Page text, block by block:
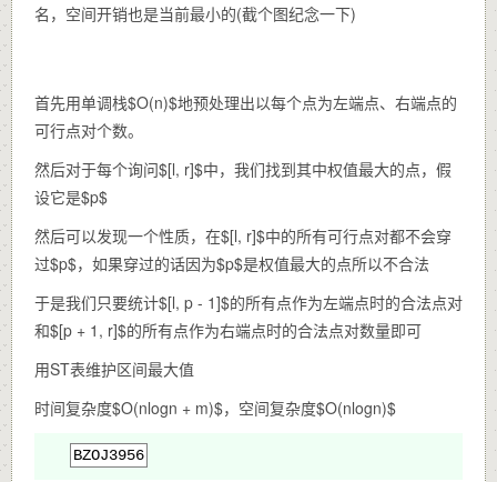
名，空间开销也是当前最小的(截个图纪念一下)
首先用单调栈$O(n)$地预处理出以每个点为左端点、右端点的
可行点对个数。
然后对于每个询问$[l, r]$中，我们找到其中权值最大的点，假
设它是$p$
然后可以发现一个性质，在$[l, r]$中的所有可行点对都不会穿
过$p$，如果穿过的话因为$p$是权值最大的点所以不合法
于是我们只要统计$[l, p - 1]$的所有点作为左端点时的合法点对
和$[p + 1, r]$的所有点作为右端点时的合法点对数量即可
用ST表维护区间最大值
时间复杂度$O(nlogn + m)$，空间复杂度$O(nlogn)$
BZOJ3956